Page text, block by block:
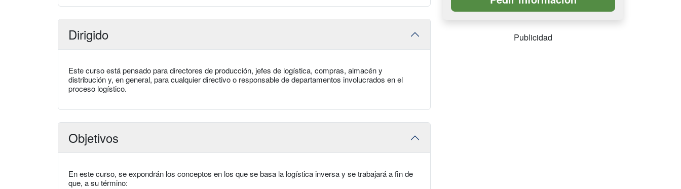
Dirigido
Este curso está pensado para directores de producción, jefes de logística, compras, almacén y
distribución y, en general, para cualquier directivo o responsable de departamentos involucrados en el
proceso logístico.
Objetivos
En este curso, se expondrán los conceptos en los que se basa la logística inversa y se trabajará a fin de
que, a su término:
Publicidad